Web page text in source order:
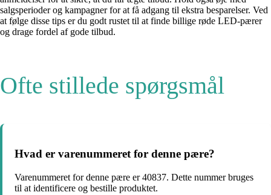
salgsperioder og kampagner for at få adgang til ekstra besparelser. Ved
at følge disse tips er du godt rustet til at finde billige røde LED-pærer
og drage fordel af gode tilbud.
Ofte stillede spørgsmål
Hvad er varenummeret for denne pære?
Varenummeret for denne pære er 40837. Dette nummer bruges
til at identificere og bestille produktet.